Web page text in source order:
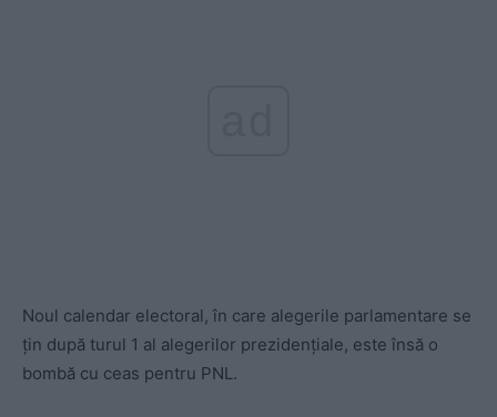
Noul calendar electoral, în care alegerile parlamentare se
țin după turul 1 al alegerilor prezidențiale, este însă o
bombă cu ceas pentru PNL.